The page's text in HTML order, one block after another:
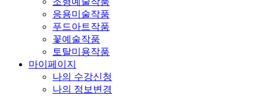
응용미술작품
푸드아트작품
꽃예술작품
토탈미용작품
마이페이지
나의 수강신청
나의 정보변경